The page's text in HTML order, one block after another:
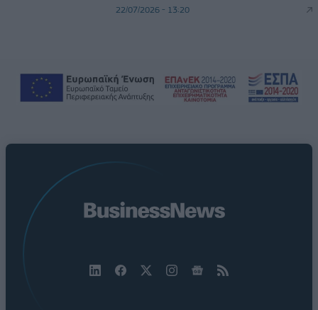
22/07/2026 - 13:20